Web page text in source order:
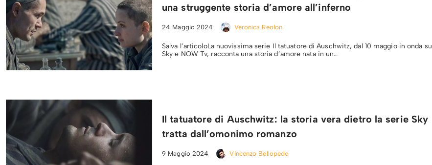
una struggente storia d’amore all’inferno
24 Maggio 2024 Veronica Reolon
Salva l’articoloLa nuovissima serie Il tatuatore di Auschwitz, dal 10 maggio in onda su
Sky e NOW Tv, racconta una storia d’amore nata in un…
Il tatuatore di Auschwitz: la storia vera dietro la serie Sky
tratta dall’omonimo romanzo
9 Maggio 2024 Vincenzo Bellopede